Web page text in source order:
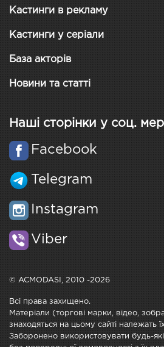
Кастинги в рекламу
Кастинги у серіали
База акторів
Новини та статті
Наші сторінки у соц.
Facebook
Telegram
Instagram
Viber
© ACMODASI, 2010 -2026
Всі права захищено.
Матеріали (торгові марки, відео,
знаходяться на цьому сайті належать
Заборонено використовувати будь-